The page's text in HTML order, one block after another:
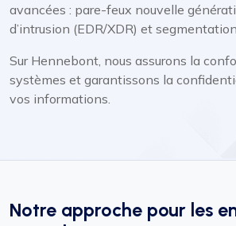
avancées : pare-feux nouvelle
d’intrusion (EDR/XDR) et
Sur Hennebont, nous assurons la
systèmes et garantissons la
vos informations.
Notre approche pour les